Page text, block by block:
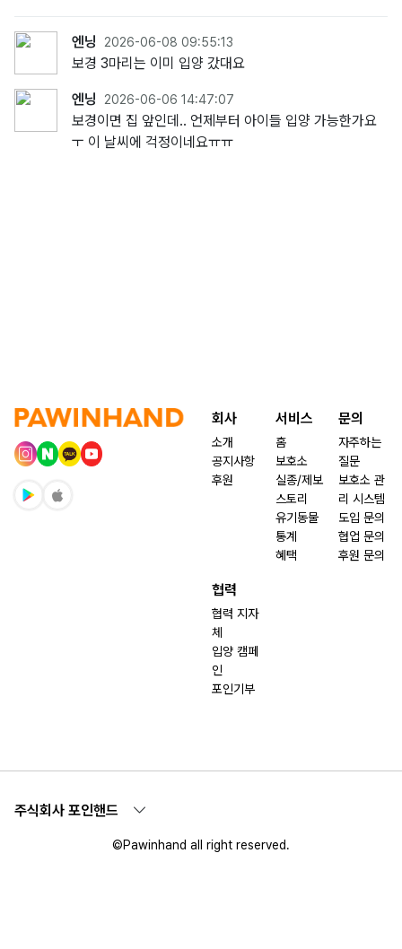
엔닝 2026-06-08 09:55:13
보경 3마리는 이미 입양 갔대요
엔닝 2026-06-06 14:47:07
보경이면 집 앞인데.. 언제부터 아이들 입양 가능한가요
ㅜ 이 날씨에 걱정이네요ㅠㅠ
회사
소개
공지사항
후원
서비스
홈
보호소
실종/제보
스토리
유기동물
통계
혜택
문의
자주하는
질문
보호소 관
리 시스템
도입 문의
협업 문의
후원 문의
협력
협력 지자
체
입양 캠페
인
포인기부
주식회사 포인핸드
©Pawinhand all right reserved.